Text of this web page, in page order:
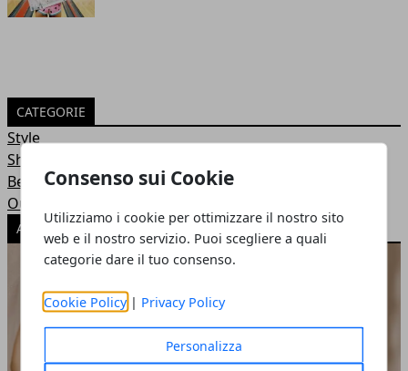
Consenso sui Cookie
Utilizziamo i cookie per ottimizzare il nostro sito
web e il nostro servizio. Puoi scegliere a quali
categorie dare il tuo consenso.
Cookie Policy | Privacy Policy
Personalizza
CATEGORIE
Style
Shopping
Beauty
Outfit
ARTICOLI POPOLARI